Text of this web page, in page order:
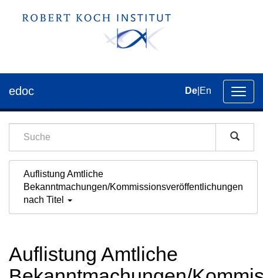
der
edoc De En
Auflistung Amtliche
Bekanntmachungen/Kommissionsveröffentlichungen
nach Titel
Auflistung Amtliche